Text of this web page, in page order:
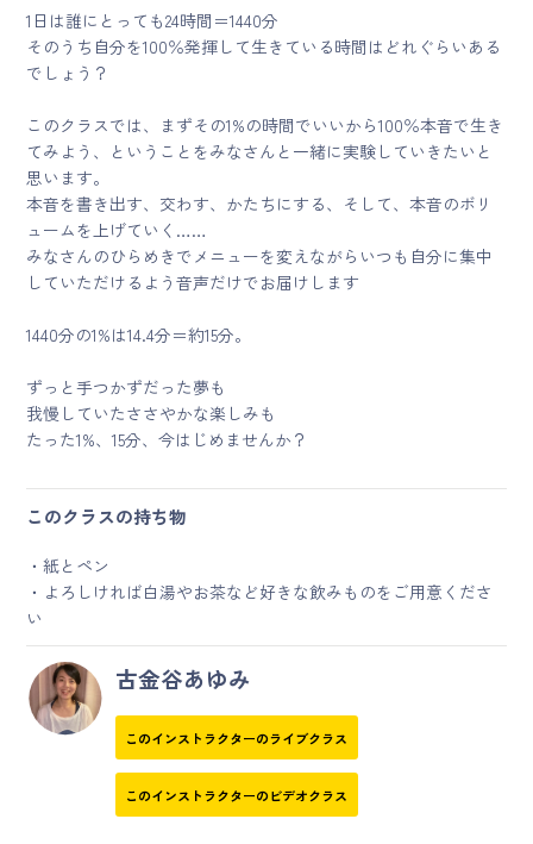
1日は誰にとっても24時間＝1440分
そのうち自分を100％発揮して生きている時間はどれぐらいある
でしょう？
このクラスでは、まずその1%の時間でいいから100％本音で生き
てみよう、ということをみなさんと一緒に実験していきたいと
思います。
本音を書き出す、交わす、かたちにする、そして、本音のボリ
ュームを上げていく……
みなさんのひらめきでメニューを変えながらいつも自分に集中
していただけるよう音声だけでお届けします
1440分の1%は14.4分＝約15分。
ずっと手つかずだった夢も
我慢していたささやかな楽しみも
たった1%、15分、今はじめませんか？
このクラスの持ち物
・紙とペン
・よろしければ白湯やお茶など好きな飲みものをご用意くださ
い
古金谷あゆみ
このインストラクターのライブクラス
このインストラクターのビデオクラス